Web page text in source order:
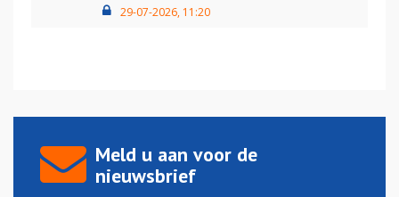
29-07-2026, 11:20
Meld u aan voor de
nieuwsbrief